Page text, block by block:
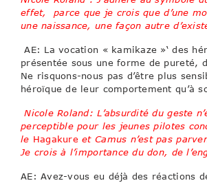
effet, parce que je crois que d’une
une naissance, une façon autre
AE: La vocation « kamikaze »‘ des
présentée sous une forme de pureté,
Ne risquons-nous pas d’être plus
héroïque de leur comportement qu’à
Nicole Roland: L’absurdité du geste
perceptible pour les jeunes pilotes
le Hagakureet Camus n’est pas
Je crois à l’importance du don, de
AE: Avez-vous eu déjà des réactions